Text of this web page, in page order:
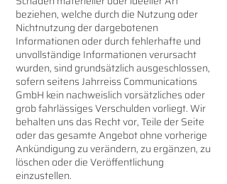
beziehen, welche durch die Nutzung oder
Nichtnutzung der dargebotenen
Informationen oder durch fehlerhafte und
unvollständige Informationen verursacht
wurden, sind grundsätzlich ausgeschlossen,
sofern seitens Jahrreiss Communications
GmbH kein nachweislich vorsätzliches oder
grob fahrlässiges Verschulden vorliegt. Wir
behalten uns das Recht vor, Teile der Seite
oder das gesamte Angebot ohne vorherige
Ankündigung zu verändern, zu ergänzen, zu
löschen oder die Veröffentlichung
einzustellen.